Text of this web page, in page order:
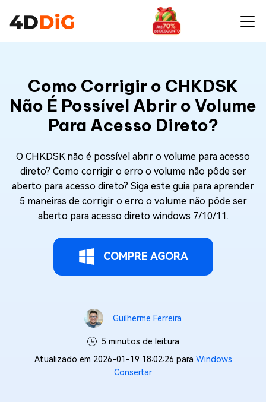
Como Corrigir o CHKDSK
Não É Possível Abrir o Volume
Para Acesso Direto?
O CHKDSK não é possível abrir o volume para acesso
direto? Como corrigir o erro o volume não pôde ser
aberto para acesso direto? Siga este guia para aprender
5 maneiras de corrigir o erro o volume não pôde ser
aberto para acesso direto windows 7/10/11.
COMPRE AGORA
Guilherme Ferreira
5 minutos de leitura
Atualizado em 2026-01-19 18:02:26 para Windows
Consertar